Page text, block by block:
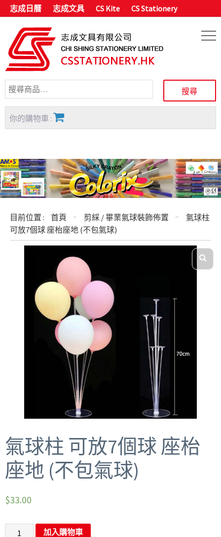
志成日曆 志成文具 CS Kite CS Stationery
你的購物車 :
目前位置 : 首頁 剪綵 / 畢業氣球裝飾佈置
氣球柱
可放7個球 座枱座地 (不包氣球)
氣球柱 可放7個球 座枱
座地 (不包氣球)
$33.00
加入購物車